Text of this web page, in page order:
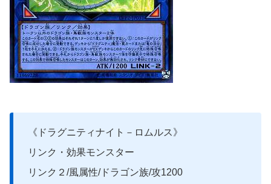
《ドラグニティナイト－ロムルス》
リンク・効果モンスター
リンク２/風属性/ドラゴン族/攻1200